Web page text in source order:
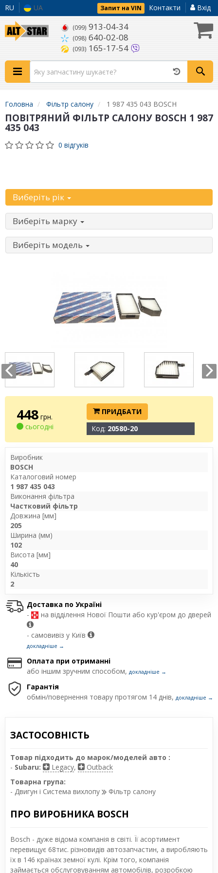
RU UA Запит на VIN Контакти Вхід
(099) 913-04-34
(098) 640-02-08
(093) 165-17-54
Головна Фільтр салону 1 987 435 043 BOSCH
ПОВІТРЯНИЙ ФІЛЬТР САЛОНУ BOSCH 1 987
435 043
0 відгуків
Виберіть рік
Виберіть марку
Виберіть модель
448 грн.
сьогодні
ПРИДБАТИ
Код: 20580-20
Виробник
BOSCH
Каталоговий номер
1 987 435 043
Виконання фільтра
Частковий фільтр
Довжина [мм]
205
Ширина (мм)
102
Висота [мм]
40
Кількість
2
Доставка по Україні
-
на відділення Нової Пошти або кур'єром до дверей
- самовивіз у Київ
докладніше →
Оплата при отриманні
або іншим зручним способом, докладніше →
Гарантія
обмін/повернення товару протягом 14 днів, докладніше →
ЗАСТОСОВНІСТЬ
Товар підходить до марок/моделей авто :
- Subaru: Legacy,
Outback
Товарна група:
- Двигун і Система вихлопу
Фільтр салону
ПРО ВИРОБНИКА BOSCH
Bosch - дуже відома компанія в світі. Її асортимент
перевищує 68тис. різновидів автозапчастин, а виробляють
їх в 146 країнах земної кулі. Крім того, компанія
займається обслуговуванням автомобілів, розробкою